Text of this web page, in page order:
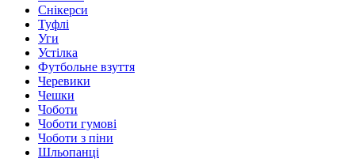
Снікерси
Туфлі
Уги
Устілка
Футбольне взуття
Черевики
Чешки
Чоботи
Чоботи гумові
Чоботи з піни
Шльопанці